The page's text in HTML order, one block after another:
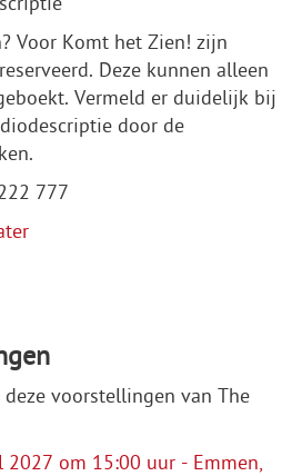
Voor Komt het Zien! zijn
Deze kunnen alleen
Vermeld er duidelijk bij
door de
777
voorstellingen van The
2027 om 15:00 uur - Emmen,